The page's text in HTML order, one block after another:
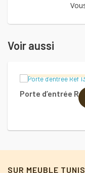
Voir aussi
Porte d’entrée
SUR MEUBLE